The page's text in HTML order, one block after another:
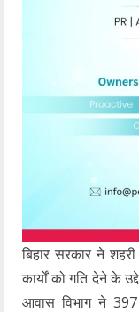
बिहार सरकार ने
कार्यों को गति देने के
आवास विभाग ने 397